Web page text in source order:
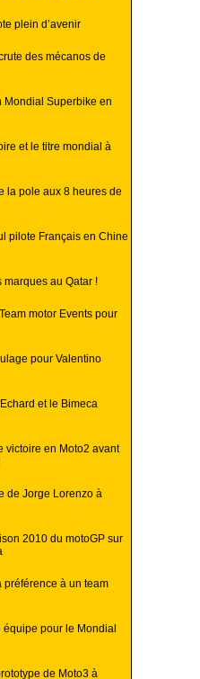
plein d’avenir
des mécanos de
Mondial Superbike en
et le titre mondial à
la pole aux 8 heures de
pilote Français en Chine
au Qatar !
motor Events pour
pour Valentino
et le Bimeca
victoire en Moto2 avant
de Jorge Lorenzo à
2010 du motoGP sur
préférence à un team
pour le Mondial
de Moto3 à